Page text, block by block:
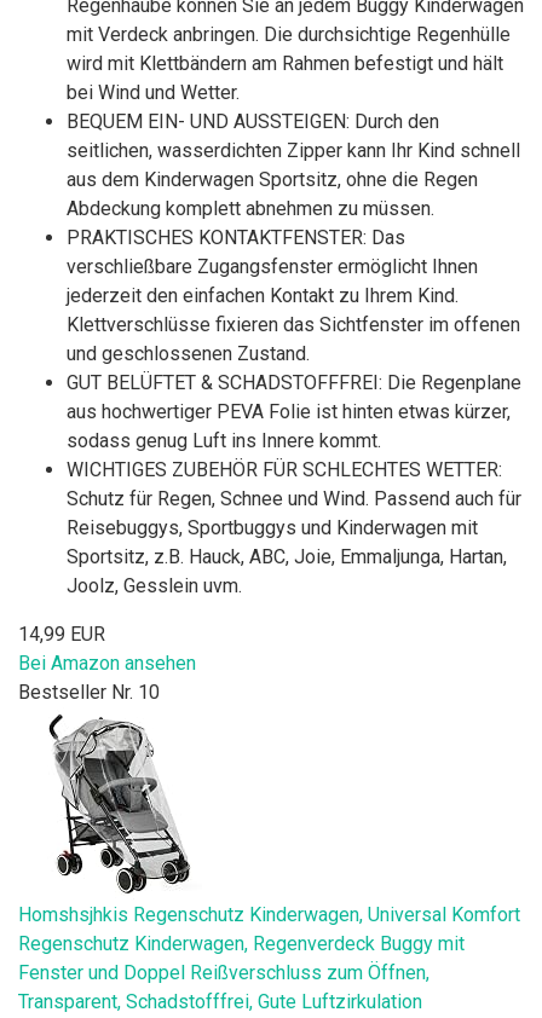
Regenhaube können Sie an jedem Buggy Kinderwagen
mit Verdeck anbringen. Die durchsichtige Regenhülle
wird mit Klettbändern am Rahmen befestigt und hält
bei Wind und Wetter.
BEQUEM EIN- UND AUSSTEIGEN: Durch den
seitlichen, wasserdichten Zipper kann Ihr Kind schnell
aus dem Kinderwagen Sportsitz, ohne die Regen
Abdeckung komplett abnehmen zu müssen.
PRAKTISCHES KONTAKTFENSTER: Das
verschließbare Zugangsfenster ermöglicht Ihnen
jederzeit den einfachen Kontakt zu Ihrem Kind.
Klettverschlüsse fixieren das Sichtfenster im offenen
und geschlossenen Zustand.
GUT BELÜFTET & SCHADSTOFFFREI: Die Regenplane
aus hochwertiger PEVA Folie ist hinten etwas kürzer,
sodass genug Luft ins Innere kommt.
WICHTIGES ZUBEHÖR FÜR SCHLECHTES WETTER:
Schutz für Regen, Schnee und Wind. Passend auch für
Reisebuggys, Sportbuggys und Kinderwagen mit
Sportsitz, z.B. Hauck, ABC, Joie, Emmaljunga, Hartan,
Joolz, Gesslein uvm.
14,99 EUR
Bei Amazon ansehen
Bestseller Nr. 10
Homshsjhkis Regenschutz Kinderwagen, Universal Komfort
Regenschutz Kinderwagen, Regenverdeck Buggy mit
Fenster und Doppel Reißverschluss zum Öffnen,
Transparent, Schadstofffrei, Gute Luftzirkulation